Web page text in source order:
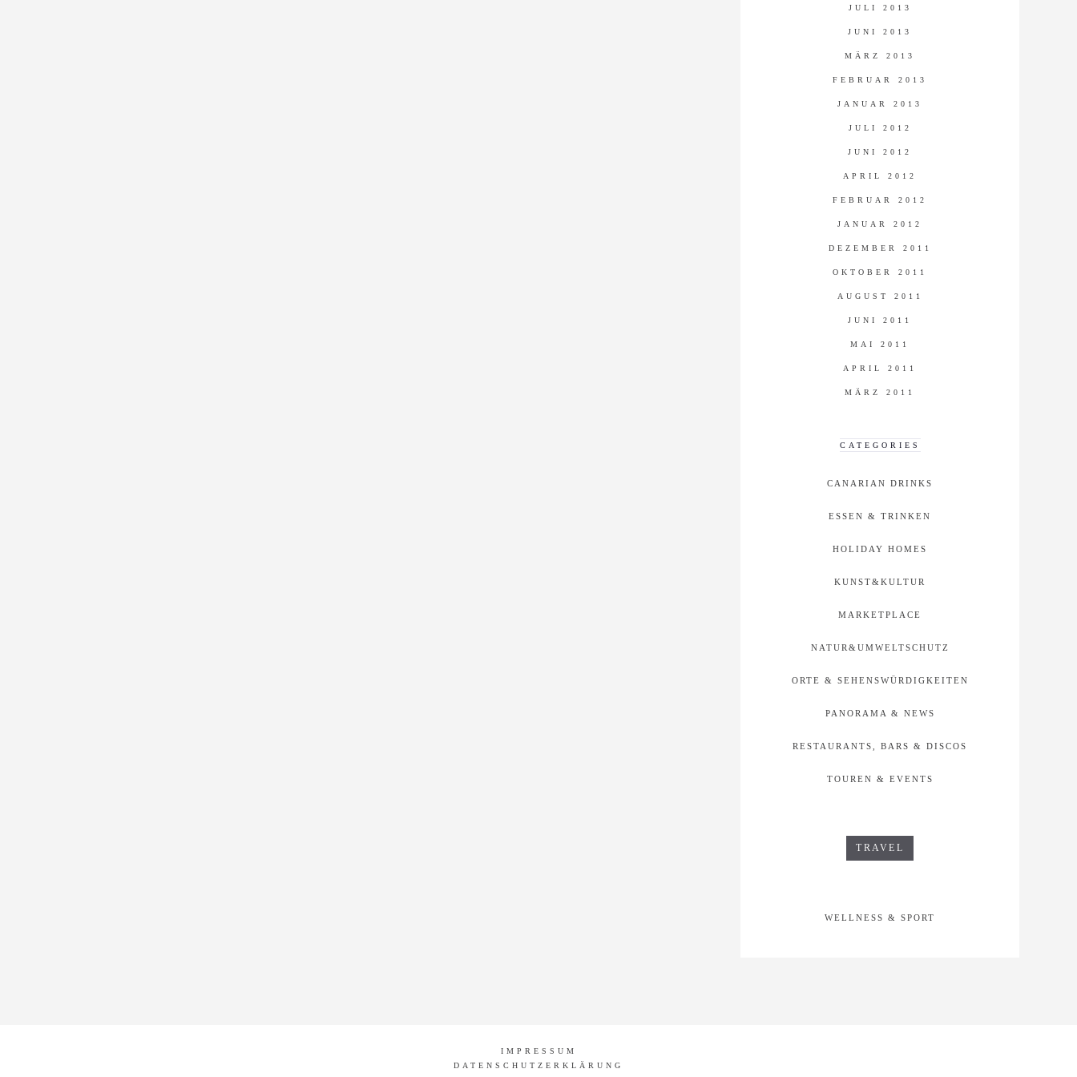
JULI 2013
JUNI 2013
MÄRZ 2013
FEBRUAR 2013
JANUAR 2013
JULI 2012
JUNI 2012
APRIL 2012
FEBRUAR 2012
JANUAR 2012
DEZEMBER 2011
OKTOBER 2011
AUGUST 2011
JUNI 2011
MAI 2011
APRIL 2011
MÄRZ 2011
CATEGORIES
CANARIAN DRINKS
ESSEN & TRINKEN
HOLIDAY HOMES
KUNST&KULTUR
MARKETPLACE
NATUR&UMWELTSCHUTZ
ORTE & SEHENSWÜRDIGKEITEN
PANORAMA & NEWS
RESTAURANTS, BARS & DISCOS
TOUREN & EVENTS
TRAVEL
WELLNESS & SPORT
IMPRESSUM
DATENSCHUTZERKLÄRUNG